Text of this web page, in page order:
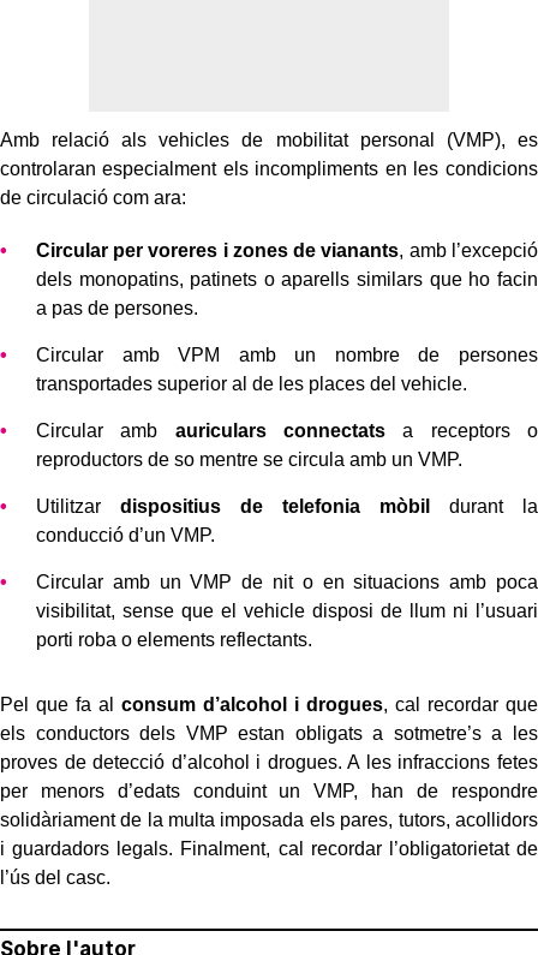
Amb relació als vehicles de mobilitat personal (VMP), es
controlaran especialment els incompliments en les condicions
de circulació com ara:
Circular per voreres i zones de vianants, amb l’excepció
dels monopatins, patinets o aparells similars que ho facin
a pas de persones.
Circular amb VPM amb un nombre de persones
transportades superior al de les places del vehicle.
Circular amb auriculars connectatsa receptors o
reproductors de so mentre se circula amb un VMP.
Utilitzar dispositius de telefonia mòbil
durant la
conducció d’un VMP.
Circular amb un VMP de nit o en situacions amb poca
visibilitat, sense que el vehicle disposi de llum ni l’usuari
porti roba o elements reflectants.
Pel que fa al consum d’alcohol i drogues, cal recordar que
els conductors dels VMP estan obligats a sotmetre’s a les
proves de detecció d’alcohol i drogues. A les infraccions fetes
per menors d’edats conduint un VMP, han de respondre
solidàriament de la multa imposada els pares, tutors, acollidors
i guardadors legals. Finalment, cal recordar l’obligatorietat de
l’ús del casc.
Sobre l'autor